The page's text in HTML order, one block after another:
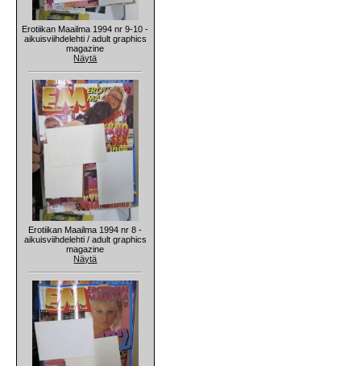
Erotiikan Maailma 1994 nr 9-10 -
aikuisviihdelehti / adult graphics
magazine
Näytä
Erotiikan Maailma 1994 nr 8 -
aikuisviihdelehti / adult graphics
magazine
Näytä